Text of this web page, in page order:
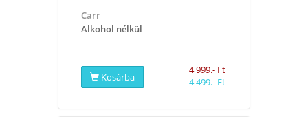
Carr
Alkohol nélkül
Kosárba
4 999.- Ft
4 499.- Ft